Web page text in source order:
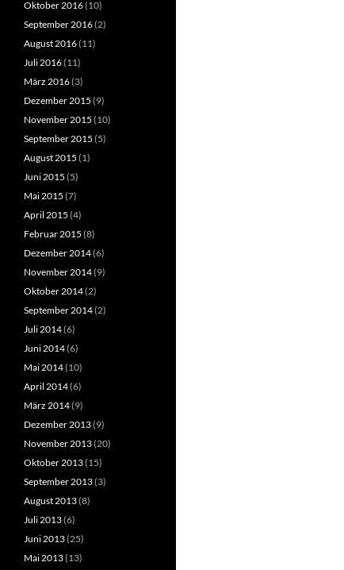
Oktober 2016(10)
September 2016(2)
August 2016(11)
Juli 2016(11)
März 2016(3)
Dezember 2015 (9)
November 2015 (10)
September 2015 (5)
August 2015 (1)
Juni 2015 (5)
Mai 2015 (7)
April 2015 (4)
Februar 2015 (8)
Dezember 2014(6)
November 2014(9)
Oktober 2014(2)
September 2014(2)
Juli 2014(6)
Juni 2014(6)
Mai 2014(10)
April 2014(6)
März 2014(9)
Dezember 2013(9)
November 2013(20)
Oktober 2013(15)
September 2013(3)
August 2013(8)
Juli 2013(6)
Juni 2013(25)
Mai 2013(13)